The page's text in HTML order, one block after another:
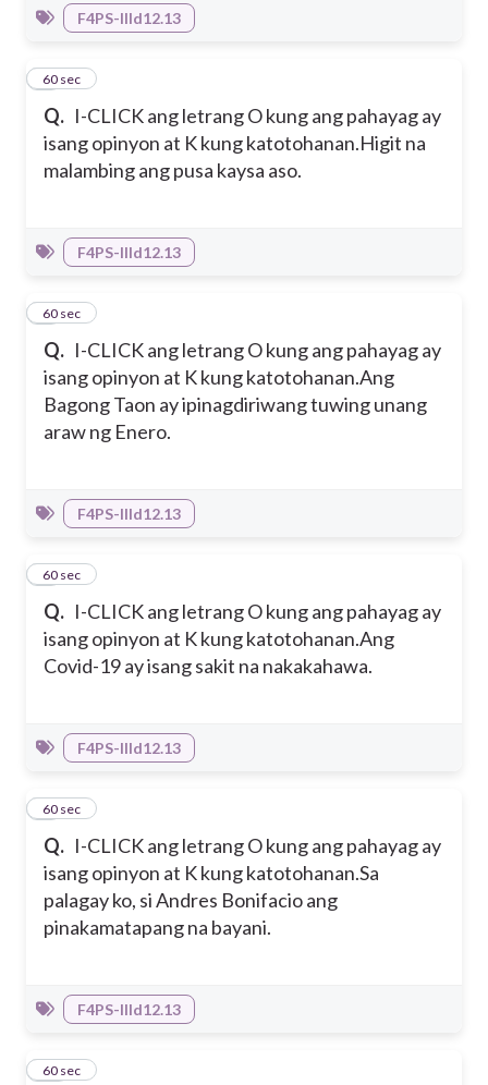
F4PS-IIId12.13
Q. I-CLICK ang letrang O kung ang pahayag ay
isang opinyon at K kung katotohanan.Higit na
malambing ang pusa kaysa aso.
660 sec
F4PS-IIId12.13
Q. I-CLICK ang letrang O kung ang pahayag ay
isang opinyon at K kung katotohanan.Ang
Bagong Taon ay ipinagdiriwang tuwing unang
araw ng Enero.
760 sec
F4PS-IIId12.13
Q. I-CLICK ang letrang O kung ang pahayag ay
isang opinyon at K kung katotohanan.Ang
Covid-19 ay isang sakit na nakakahawa.
860 sec
F4PS-IIId12.13
Q. I-CLICK ang letrang O kung ang pahayag ay
isang opinyon at K kung katotohanan.Sa
palagay ko, si Andres Bonifacio ang
pinakamatapang na bayani.
960 sec
F4PS-IIId12.13
10
60 sec